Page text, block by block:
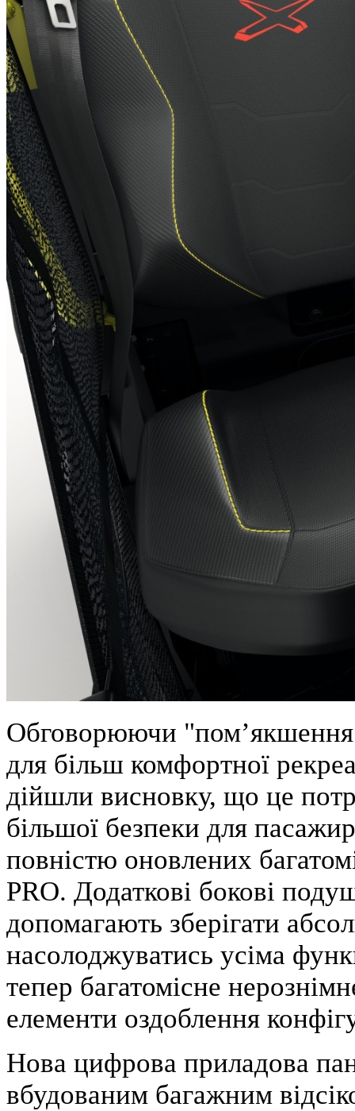
Обговорюючи
для більш комфортної
дійшли висновку, що це
більшої безпеки для
повністю оновлених
PRO. Додаткові бокові
допомагають зберігати
насолоджуватись усіма
тепер багатомісне
елементи оздоблення
Нова цифрова приладова
вбудованим багажним